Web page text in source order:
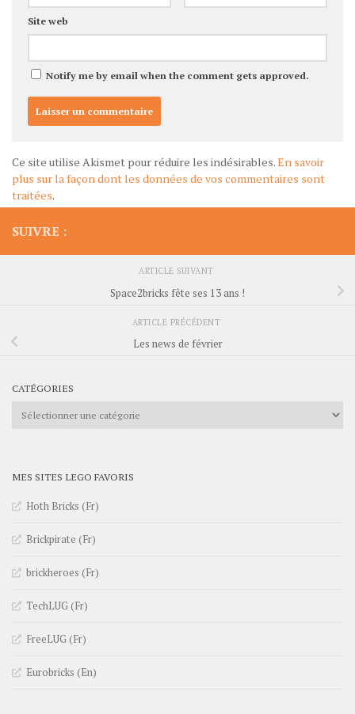
Site web
Notify me by email when the comment gets approved.
Ce site utilise Akismet pour réduire les indésirables.En savoir
plus sur la façon dont les données de vos commentaires sont
traitées.
SUIVRE :
ARTICLE SUIVANT
Space2bricks fête ses 13 ans !
ARTICLE PRÉCÉDENT
Les news de février
CATÉGORIES
Catégories
MES SITES LEGO FAVORIS
Hoth Bricks (Fr)
Brickpirate (Fr)
brickheroes (Fr)
TechLUG (Fr)
FreeLUG (Fr)
Eurobricks (En)